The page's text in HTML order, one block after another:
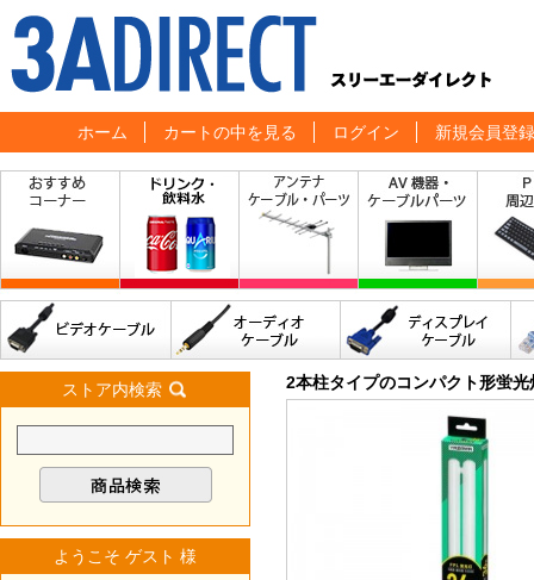
ホーム カートの中を見る ログイン 新規会員登録
ストア内検索
ようこそ ゲスト 様
2本柱タイプのコンパクト形蛍